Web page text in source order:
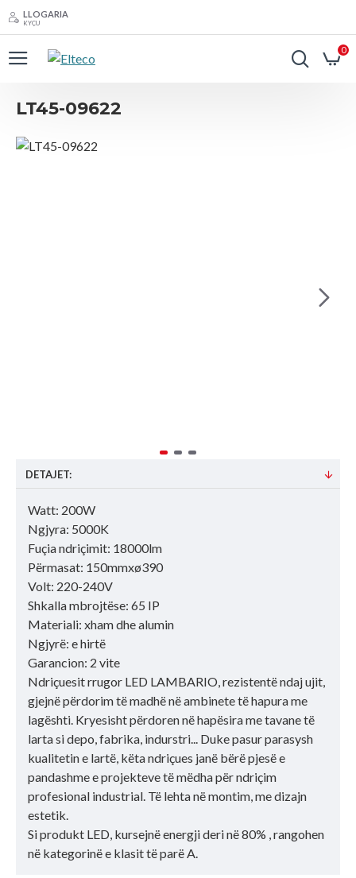
LLOGARIA
KYÇU
0
LT45-09622
DETAJET:
Watt: 200W
Ngjyra: 5000K
Fuçia ndriçimit: 18000lm
Përmasat: 150mmxø390
Volt: 220-240V
Shkalla mbrojtëse: 65 IP
Materiali: xham dhe alumin
Ngjyrë: e hirtë
Garancion: 2 vite
Ndriçuesit rrugor LED LAMBARIO, rezistentë ndaj ujit,
gjejnë përdorim të madhë në ambinete të hapura me
lagështi. Kryesisht përdoren në hapësira me tavane të
larta si depo, fabrika, indurstri... Duke pasur parasysh
kualitetin e lartë, këta ndriçues janë bërë pjesë e
pandashme e projekteve të mëdha për ndriçim
profesional industrial. Të lehta në montim, me dizajn
estetik.
Si produkt LED, kursejnë energji deri në 80% , rangohen
në kategorinë e klasit të parë A.